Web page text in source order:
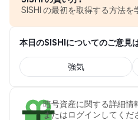
SISHI の最初を取得する方法を
本日のSISHIについてのご意見
強気
暗号資産に関する詳細情
またはログインしてくだ